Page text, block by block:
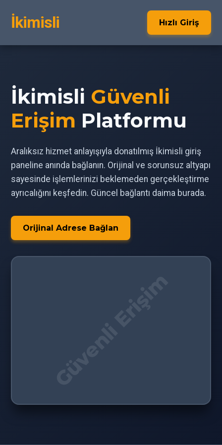
İkimisli Hızlı Giriş
İkimisli Güvenli
Erişim Platformu
Aralıksız hizmet anlayışıyla donatılmış İkimisli giriş
paneline anında bağlanın. Orijinal ve sorunsuz altyapı
sayesinde işlemlerinizi beklemeden gerçekleştirme
ayrıcalığını keşfedin. Güncel bağlantı daima burada.
Orijinal Adrese Bağlan